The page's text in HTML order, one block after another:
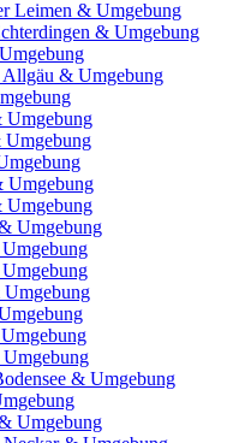
Leimen & Umgebung
& Umgebung
& Umgebung
Umgebung
Umgebung
Umgebung
Umgebung
& Umgebung
Umgebung